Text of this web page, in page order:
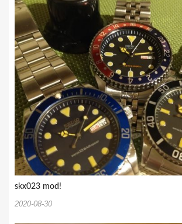
skx023 mod!
2020-08-30